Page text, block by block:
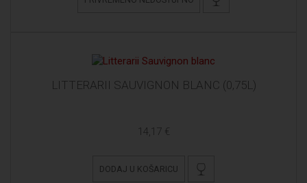
LITTERARII SAUVIGNON BLANC (0,75L)
14,17 €
DODAJ U KOŠARICU